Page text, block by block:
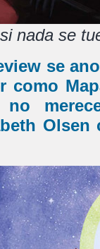
nada se
se
como
no
Olsen